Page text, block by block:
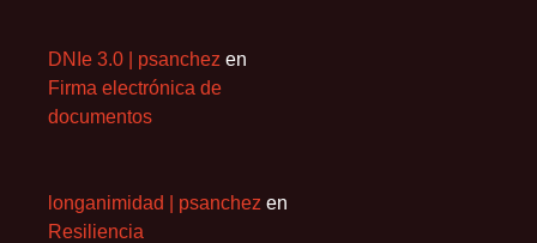
DNIe 3.0 | psanchez en
Firma electrónica de
documentos
longanimidad | psanchez en
Resiliencia